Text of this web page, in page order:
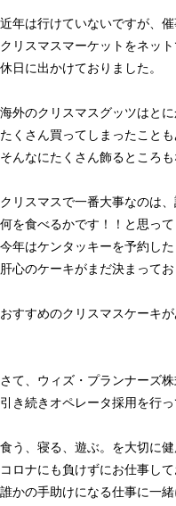
近年は行けていないですが、
クリスマスマーケットをネッ
休日に出かけておりました。
海外のクリスマスグッツはと
たくさん買ってしまったことも
そんなにたくさん飾るところも
クリスマスで一番大事なのは
何を食べるかです！！と思っ
今年はケンタッキーを予約し
肝心のケーキがまだ決まって
おすすめのクリスマスケーキ
さて、ウィズ・プランナーズ
引き続きオペレータ採用を行っ
食う、寝る、遊ぶ。を大切に健
コロナにも負けずにお仕事して
誰かの手助けになる仕事に一